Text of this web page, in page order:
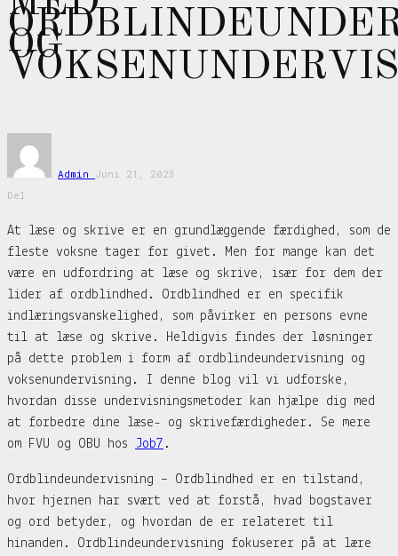
OG
Admin Juni 21, 2023
Del
At læse og skrive er en grundlæggende færdighed, som de
fleste voksne tager for givet. Men for mange kan det
være en udfordring at læse og skrive, især for dem der
lider af ordblindhed. Ordblindhed er en specifik
indlæringsvanskelighed, som påvirker en persons evne
til at læse og skrive. Heldigvis findes der løsninger
på dette problem i form af ordblindeundervisning og
voksenundervisning. I denne blog vil vi udforske,
hvordan disse undervisningsmetoder kan hjælpe dig med
at forbedre dine læse- og skrivefærdigheder. Se mere
om FVU og OBU hos
Job7 .
Ordblindeundervisning – Ordblindhed er en tilstand,
hvor hjernen har svært ved at forstå, hvad bogstaver
og ord betyder, og hvordan de er relateret til
hinanden. Ordblindeundervisning fokuserer på at lære